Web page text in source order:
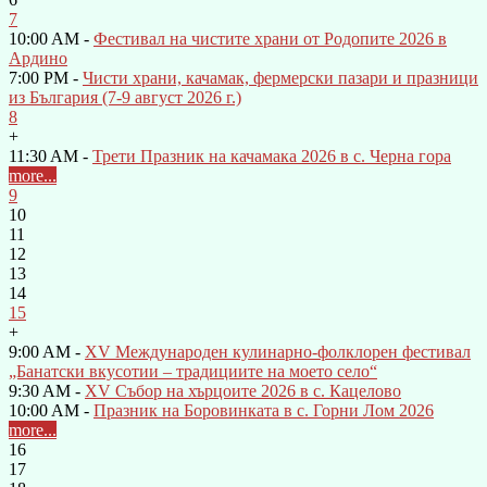
7
10:00 AM - Фестивал на чистите храни от Родопите 2026 в
Ардино
7:00 PM - Чисти храни, качамак, фермерски пазари и празници
из България (7-9 август 2026 г.)
8
+
11:30 AM - Трети Празник на качамака 2026 в с. Черна гора
more...
9
10
11
12
13
14
15
+
9:00 AM - XV Международен кулинарно-фолклорен фестивал
„Банатски вкусотии – традициите на моето село“
9:30 AM - XV Събор на хърцоите 2026 в с. Кацелово
10:00 AM - Празник на Боровинката в с. Горни Лом 2026
more...
16
17